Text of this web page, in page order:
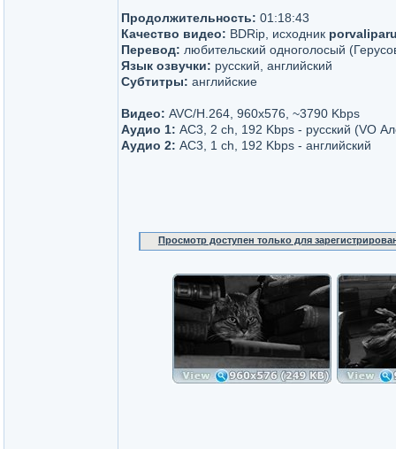
Продолжительность: 01:18:43
Качество видео: BDRip, исходник
Перевод: любительский одноголосый
Язык озвучки: русский, английский
Субтитры: английские
Видео: AVC/H.264, 960x576, ~3790 Kbps
Аудио 1: AC3, 2 ch, 192 Kbps - русский (VO
Аудио 2: AC3, 1 ch, 192 Kbps - английский
Просмотр доступен только для